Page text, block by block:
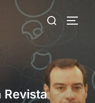
Buscar:
Revista